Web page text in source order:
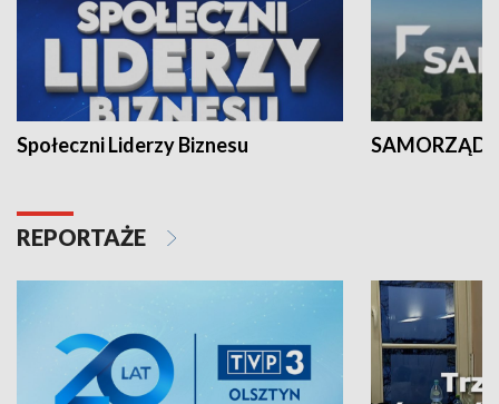
Społeczni Liderzy Biznesu SAMORZĄD
REPORTAŻE